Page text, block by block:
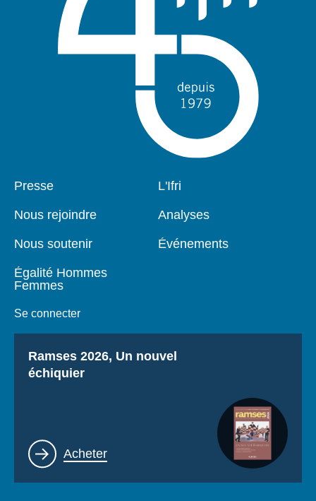
Pied
Presse
Nous rejoindre
Nous soutenir
Égalité Hommes
Femmes
Se connecter
Navigation
L'Ifri
Analyses
Événements
Titre
Ramses 2026, Un nouvel
échiquier
Lien
Acheter